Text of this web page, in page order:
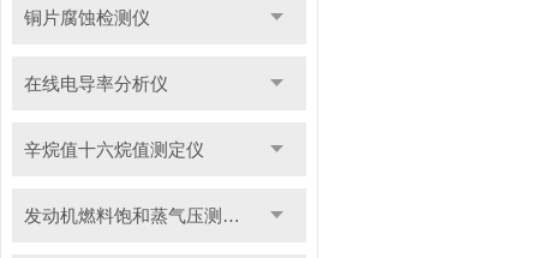
铜片腐蚀检测仪
在线电导率分析仪
辛烷值十六烷值测定仪
发动机燃料饱和蒸气压测定仪